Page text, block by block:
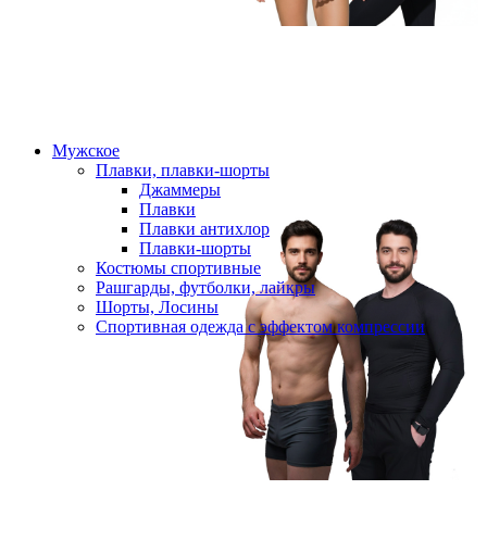
Мужское
Плавки, плавки-шорты
Джаммеры
Плавки
Плавки антихлор
Плавки-шорты
Костюмы спортивные
Рашгарды, футболки, лайкры
Шорты, Лосины
Спортивная одежда с эффектом компрессии